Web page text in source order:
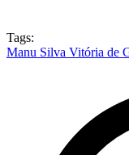
Tags:
Manu Silva Vitória de